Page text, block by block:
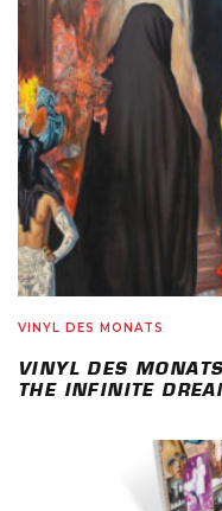
VINYL DES MONATS
VINYL DES
THE INFINITE